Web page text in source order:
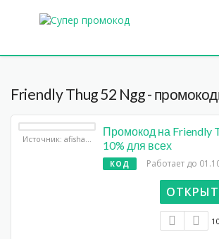
Friendly Thug 52 Ngg -
Источник: afisha.yandex.ru
Промокод на Friendly
10% для всех
КОД Работает до